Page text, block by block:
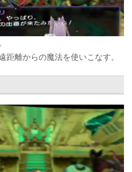
距離からの魔法を使いこなす。